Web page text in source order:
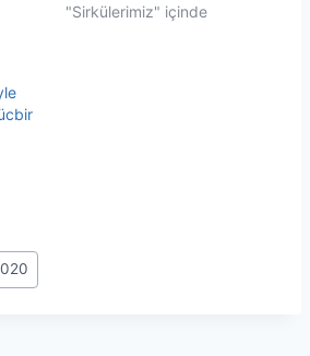
"Sirkülerimiz" içinde